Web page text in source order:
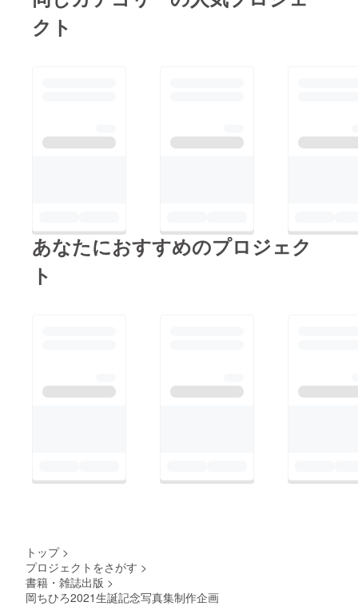
クト
あなたにおすすめのプロジェク
ト
トップ >
プロジェクトをさがす >
書籍・雑誌出版 >
岡ちひろ2021生誕記念写真集制作企画